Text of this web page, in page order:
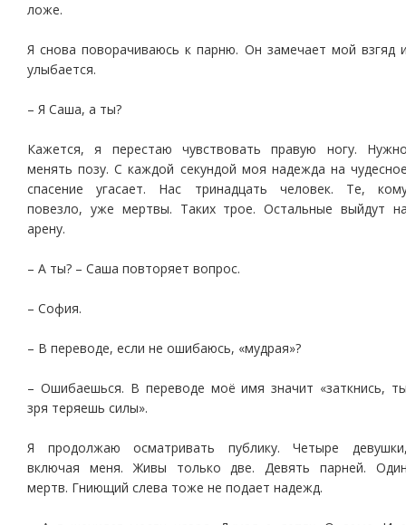
ложе.
Я снова поворачиваюсь к парню. Он замечает мой взгяд
улыбается.
– Я Саша, а ты?
Кажется, я перестаю чувствовать правую ногу.
менять позу. С каждой секундой моя надежда на
спасение угасает. Нас тринадцать человек. Те,
повезло, уже мертвы. Таких трое. Остальные выйдут
арену.
– А ты? – Саша повторяет вопрос.
– София.
– В переводе, если не ошибаюсь, «мудрая»?
– Ошибаешься. В переводе моё имя значит «заткнись,
зря теряешь силы».
Я продолжаю осматривать публику. Четыре
включая меня. Живы только две. Девять парней.
мертв. Гниющий слева тоже не подает надежд.